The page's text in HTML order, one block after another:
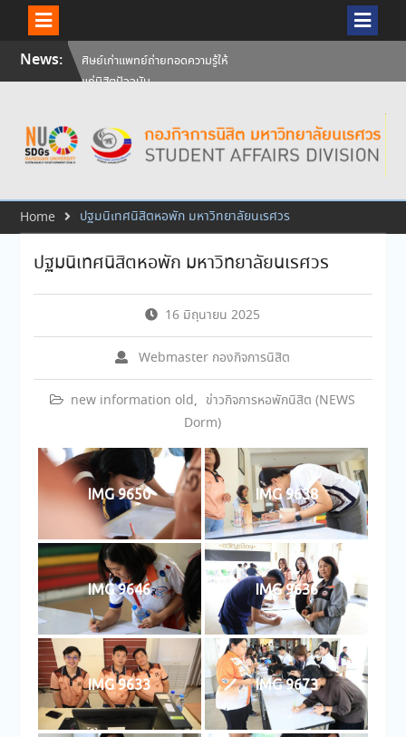
SkipNews:
ศิษย์เก่าแพทย์ถ่ายทอดความรู้ให้
แก่นิสิตปัจจุบัน
นเรศวร ครบรอบ 36 ปี 29
กรกฎาคม 2569
สัมภาษณ์นิสิตเพื่อพิจารณาเข้ารับ
ประจำปีการศึกษา 256
Home ปฐมนิเทศนิสิตหอพัก มหาวิทยาลัยนเรศวร
ปฐมนิเทศนิสิตหอพัก มหาวิทยาลัยนเรศวร
16 มิถุนายน 2025
Webmaster กองกิจการนิสิต
new information old, ข่าวกิจการหอพักนิสิต (NEWS
Dorm)
IMG 9650 IMG 9638
IMG 9646 IMG 9636
IMG 9633 IMG 9673